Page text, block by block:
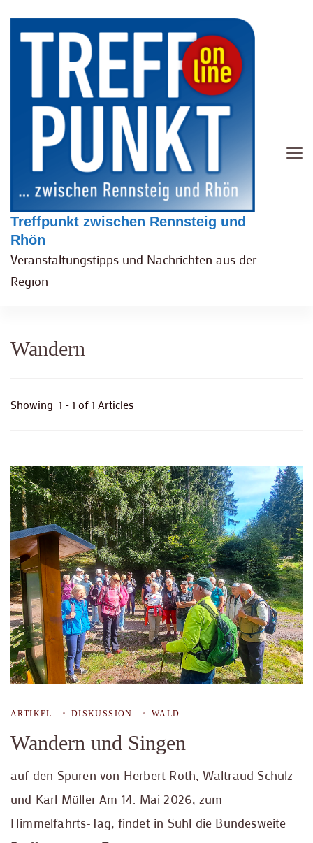
Treffpunkt zwischen Rennsteig und
Rhön
Veranstaltungstipps und Nachrichten aus der
Region
Wandern
Showing: 1 - 1 of 1 Articles
ARTIKEL DISKUSSION WALD
Wandern und Singen
auf den Spuren von Herbert Roth, Waltraud Schulz
und Karl Müller Am 14. Mai 2026, zum
Himmelfahrts-Tag, findet in Suhl die Bundesweite